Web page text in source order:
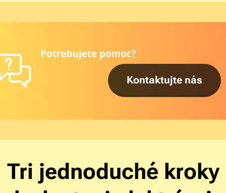
Kontaktujte nás
Tri jednoduché kroky